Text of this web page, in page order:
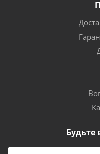
Будьте